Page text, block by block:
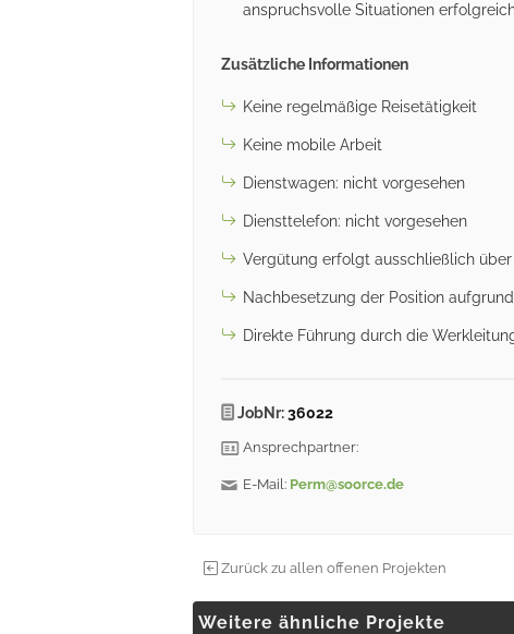
anspruchsvolle Situationen
Zusätzliche Informationen
Keine regelmäßige Reisetätigkeit
Keine mobile Arbeit
Dienstwagen: nicht vorgesehen
Diensttelefon: nicht vorgesehen
Vergütung erfolgt ausschließlich
Nachbesetzung der Position
Direkte Führung durch die
JobNr:36022
Ansprechpartner:
E-Mail: Perm@soorce.de
Zurück zu allen offenen Projekten
Weitere ähnliche Projekte